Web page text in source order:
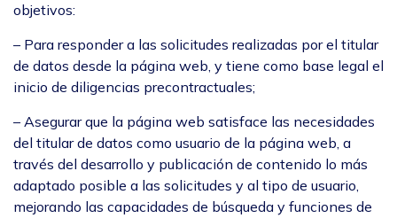
objetivos:
– Para responder a las solicitudes realizadas por el titular
de datos desde la página web, y tiene como base legal el
inicio de diligencias precontractuales;
– Asegurar que la página web satisface las necesidades
del titular de datos como usuario de la página web, a
través del desarrollo y publicación de contenido lo más
adaptado posible a las solicitudes y al tipo de usuario,
mejorando las capacidades de búsqueda y funciones de